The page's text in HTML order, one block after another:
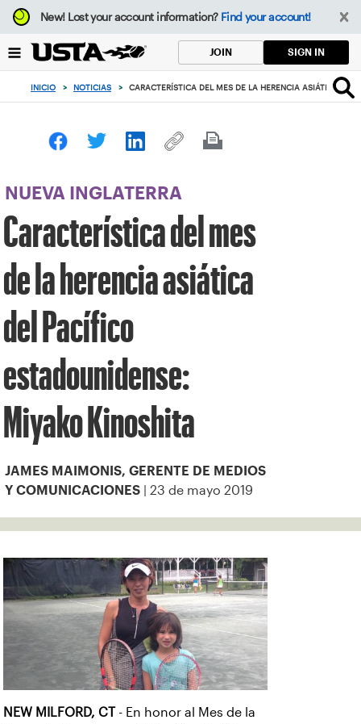
Enfoque
desde
botón
volver
principio
New!Lost your account information? Find your account!
JOIN SIGN IN
INICIO > NOTICIAS > CARACTERÍSTICA DEL MES DE LA HERENCIA ASIÁTICA DEL
NUEVA INGLATERRA
Característica del mes
de la herencia asiática
del Pacífico
estadounidense:
Miyako Kinoshita
JAMES MAIMONIS, GERENTE DE MEDIOS
Y COMUNICACIONES | 23 de mayo 2019
NEW MILFORD, CT - En honor al Mes de la